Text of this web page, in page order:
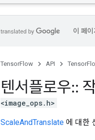
이 페
TensorFlow API
텐서플로우::
<image_ops.h>
ScaleAndTranslate 에 대한